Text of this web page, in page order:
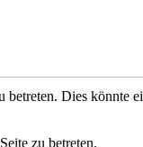
betreten. Dies könnte
zu betreten.